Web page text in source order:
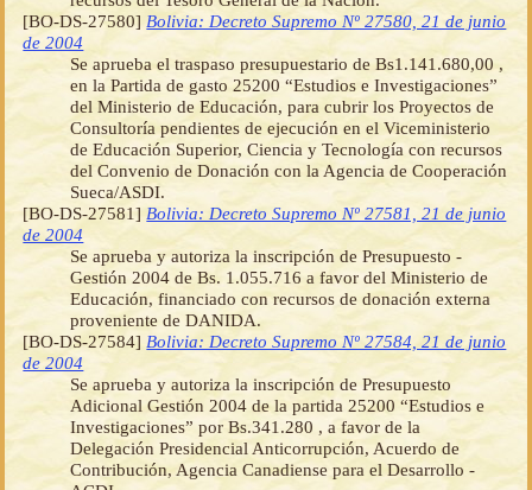
[BO-DS-27580] Bolivia: Decreto Supremo Nº 27580, 21 de junio
de 2004
Se aprueba el traspaso presupuestario de Bs1.141.680,00 ,
en la Partida de gasto 25200 “Estudios e Investigaciones”
del Ministerio de Educación, para cubrir los Proyectos de
Consultoría pendientes de ejecución en el Viceministerio
de Educación Superior, Ciencia y Tecnología con recursos
del Convenio de Donación con la Agencia de Cooperación
Sueca/ASDI.
[BO-DS-27581] Bolivia: Decreto Supremo Nº 27581, 21 de junio
de 2004
Se aprueba y autoriza la inscripción de Presupuesto -
Gestión 2004 de Bs. 1.055.716 a favor del Ministerio de
Educación, financiado con recursos de donación externa
proveniente de DANIDA.
[BO-DS-27584] Bolivia: Decreto Supremo Nº 27584, 21 de junio
de 2004
Se aprueba y autoriza la inscripción de Presupuesto
Adicional Gestión 2004 de la partida 25200 “Estudios e
Investigaciones” por Bs.341.280 , a favor de la
Delegación Presidencial Anticorrupción, Acuerdo de
Contribución, Agencia Canadiense para el Desarrollo -